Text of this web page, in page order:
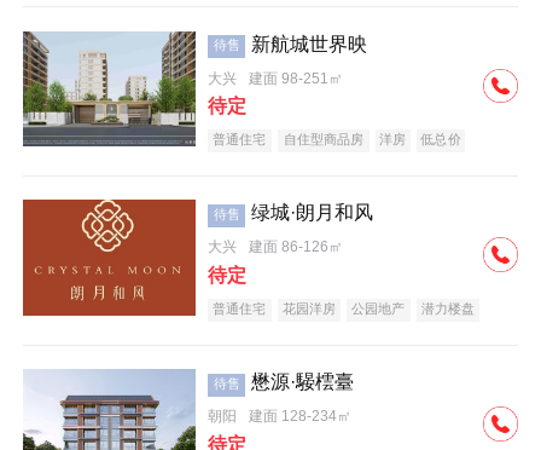
待售 新航城世界映
大兴 建面 98-251㎡
待定
普通住宅 自住型商品房 洋房
低总价
待售 绿城·朗月和风
大兴 建面 86-126㎡
待定
普通住宅 花园洋房 公园地产
潜力楼盘
待售 懋源·騴橒臺
朝阳 建面 128-234㎡
待定